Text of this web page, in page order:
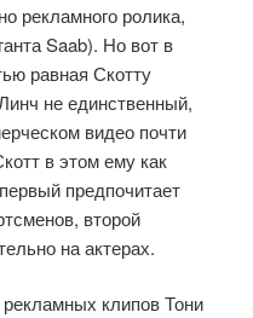
рекламного ролика,
Saab). Но вот в
равная Скотту
не единственный,
видео почти
в этом ему как
предпочитает
второй
на актерах.
клипов Тони